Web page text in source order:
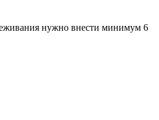
нужно внести минимум 6